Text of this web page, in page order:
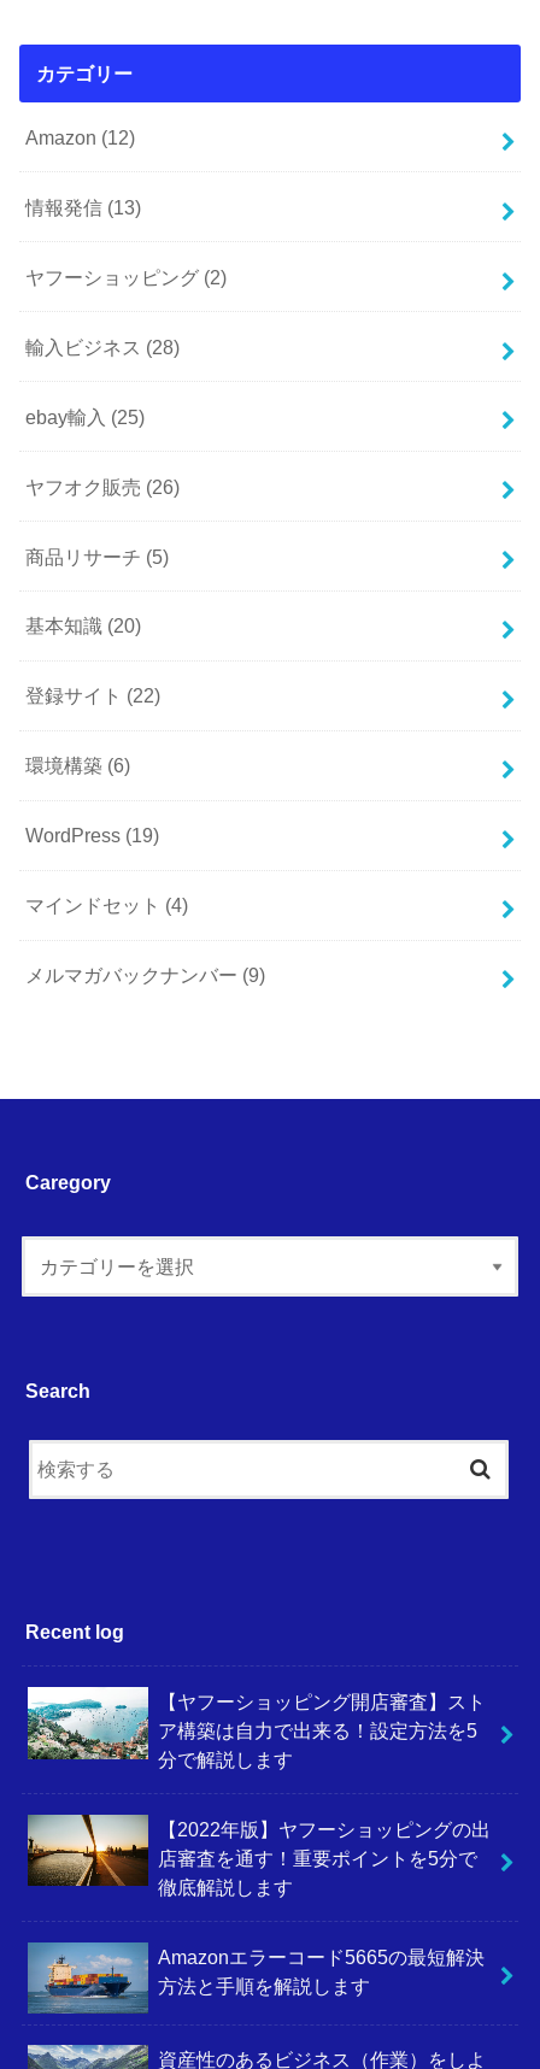
カテゴリー
Amazon (12)
情報発信 (13)
ヤフーショッピング (2)
輸入ビジネス (28)
ebay輸入 (25)
ヤフオク販売 (26)
商品リサーチ (5)
基本知識 (20)
登録サイト (22)
環境構築 (6)
WordPress (19)
マインドセット (4)
メルマガバックナンバー (9)
Caregory
Search
Recent log
【ヤフーショッピング開店審査】スト
ア構築は自力で出来る！設定方法を5
分で解説します
【2022年版】ヤフーショッピングの出
店審査を通す！重要ポイントを5分で
徹底解説します
Amazonエラーコード5665の最短解決
方法と手順を解説します
資産性のあるビジネス（作業）をしよ